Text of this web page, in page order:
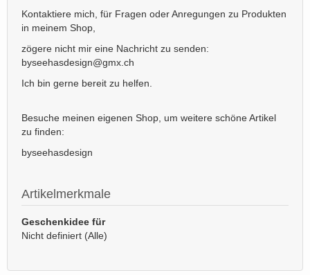
Kontaktiere mich, für Fragen oder Anregungen zu Produkten
in meinem Shop,
zögere nicht mir eine Nachricht zu senden:
byseehasdesign@gmx.ch
Ich bin gerne bereit zu helfen.
Besuche meinen eigenen Shop, um weitere schöne Artikel
zu finden:
byseehasdesign
Artikelmerkmale
Geschenkidee für
Nicht definiert (Alle)